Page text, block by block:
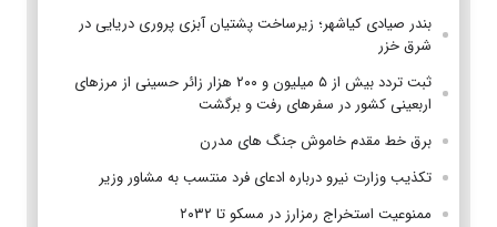
بندر صیادی کیاشهر؛ زیرساخت پشتیان آبزی پروری دریایی در
شرق خزر
ثبت تردد بیش از ۵ میلیون و ۲۰۰ هزار زائر حسینی از مرزهای
اربعینی کشور در سفرهای رفت و برگشت
برق خط مقدم خاموش جنگ های مدرن
تکذیب وزارت نیرو درباره ادعای فرد منتسب به مشاور وزیر
ممنوعیت استخراج رمزارز در مسکو تا ۲۰۳۲